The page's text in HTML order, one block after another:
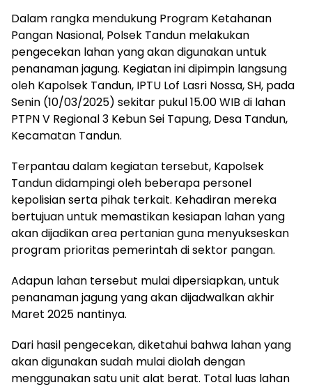
Dalam rangka mendukung Program Ketahanan
Pangan Nasional, Polsek Tandun melakukan
pengecekan lahan yang akan digunakan untuk
penanaman jagung. Kegiatan ini dipimpin langsung
oleh Kapolsek Tandun, IPTU Lof Lasri Nossa, SH, pada
Senin (10/03/2025) sekitar pukul 15.00 WIB di lahan
PTPN V Regional 3 Kebun Sei Tapung, Desa Tandun,
Kecamatan Tandun.
Terpantau dalam kegiatan tersebut, Kapolsek
Tandun didampingi oleh beberapa personel
kepolisian serta pihak terkait. Kehadiran mereka
bertujuan untuk memastikan kesiapan lahan yang
akan dijadikan area pertanian guna menyukseskan
program prioritas pemerintah di sektor pangan.
Adapun lahan tersebut mulai dipersiapkan, untuk
penanaman jagung yang akan dijadwalkan akhir
Maret 2025 nantinya.
Dari hasil pengecekan, diketahui bahwa lahan yang
akan digunakan sudah mulai diolah dengan
menggunakan satu unit alat berat. Total luas lahan